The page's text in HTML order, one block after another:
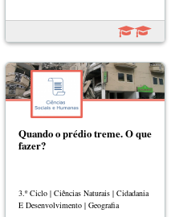
Quando o prédio treme. O que
fazer?
3.º Ciclo | Ciências Naturais | Cidadania
E Desenvolvimento | Geografia